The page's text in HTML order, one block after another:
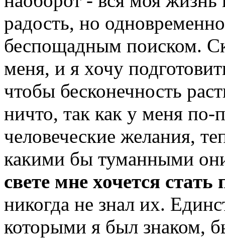
радость, но
беспощадным поиском.
меня, и я хочу
чтобы бесконечность
ничто, так как у меня по-
человеческие желания,
какими бы туманными
свете мне хочется
никогда не знал их.
которыми я был знаком,